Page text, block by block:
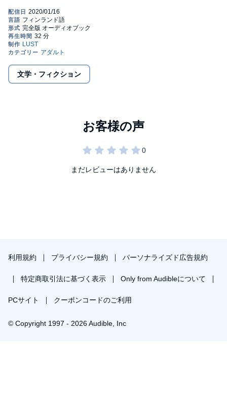
löytävät unohdetun Ouija-laudan. Ystävykset haluavat kokeilla
sitä. Olivia epäröi - mutta vähitellen hän antaa periksi.
Tulevien öiden aikana Olivia herää hurjasti säpsähtäen ja tuntee
hillitöntä himoa ja kaipausta. Hän alkaa kosketella itseään.
Pitkään, ihanasti. Hänen himonsa on villiä. Se on tunne, jonka
hän oli melkein jo unohtanut. Ja se on niin sietämättömän ihana.
"Yliluonnollista" on eroottinen novelli tyydytyksen vahvasta
Hermansson kirjoittaa eroottisia novelleja, jotka eroavat
runollisuudessaan lajityypin perinteisestä kerronnasta.
kyseenalaistamaan suhdettamme seksiin ja nautintoon.
©2019 Lindhardt og Ringhof. Translated by Jaana Palanterä
文学・フィクション
まだレビューはありません
利用規約 プライバシー規約 パーソナライズド広告規約
特定商取引法に基づく表示 Only from Audibleについて
PCサイト クーポンコードのご利用
© Copyright 1997 - 2026 Audible, Inc